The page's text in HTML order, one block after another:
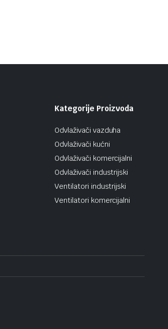
Kategorije Proizvoda
Odvlaživači vazduha
Odvlaživači kućni
Odvlaživači komercijalni
Odvlaživači industrijski
Ventilatori industrijski
Ventilatori komercijalni